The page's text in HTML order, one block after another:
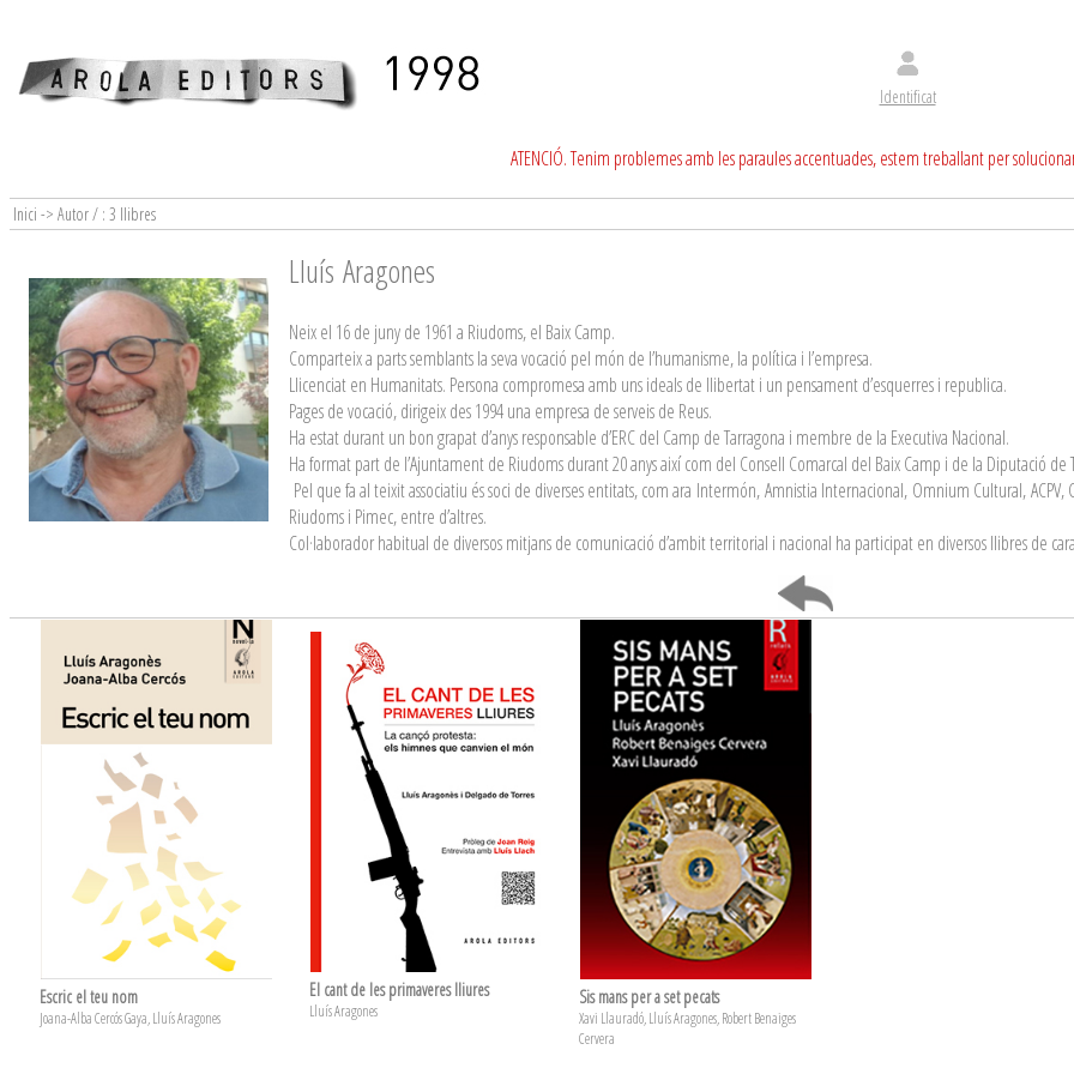
Identificat
ATENCIÓ. Tenim problemes amb les paraules accentuades, estem treballant per
Inici -> Autor / : 3 llibres
Lluís Aragones
Neix el 16 de juny de 1961 a Riudoms, el Baix Camp.
Comparteix a parts semblants la seva vocació pel món de l’humanisme, la política i l’empresa.
Llicenciat en Humanitats. Persona compromesa amb uns ideals de llibertat i un pensament d’esquerres i republica.
Pages de vocació, dirigeix des 1994 una empresa de serveis de Reus.
Ha estat durant un bon grapat d’anys responsable d’ERC del Camp de Tarragona i membre de la Executiva Nacional.
Ha format part de l’Ajuntament de Riudoms durant 20 anys així com del Consell Comarcal del Baix Camp i de la Diputació
Pel que fa al teixit associatiu és soci de diverses entitats, com ara Intermón, Amnistia Internacional, Omnium Cultural, ACPV,
Riudoms i Pimec, entre d’altres.
Col·laborador habitual de diversos mitjans de comunicació d’ambit territorial i nacional ha participat en diversos llibres de
Escric el teu nom
Joana-Alba Cercós Gaya, Lluís Aragones
El cant de les primaveres lliures
Lluís Aragones
Sis mans per a set pecats
Xavi Llauradó, Lluís Aragones, Robert Benaiges
Cervera